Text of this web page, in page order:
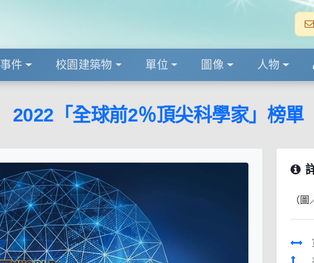
事件 校園建築物 單位 圖像 人物
2022「全球前2％頂尖科學家」榜單
（圖